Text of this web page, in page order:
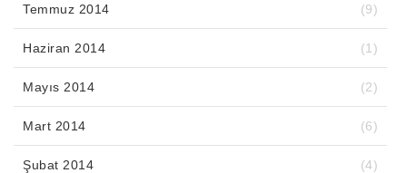
Temmuz 2014 (9)
Haziran 2014 (1)
Mayıs 2014 (2)
Mart 2014 (6)
Şubat 2014 (4)